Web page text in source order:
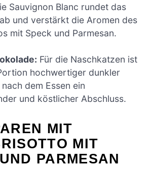
Sauvignon Blanc rundet das
und verstärkt die Aromen des
mit Speck und Parmesan.
Für die Naschkatzen ist
hochwertiger dunkler
dem Essen ein
und köstlicher Abschluss.
MIT
MIT
PARMESAN